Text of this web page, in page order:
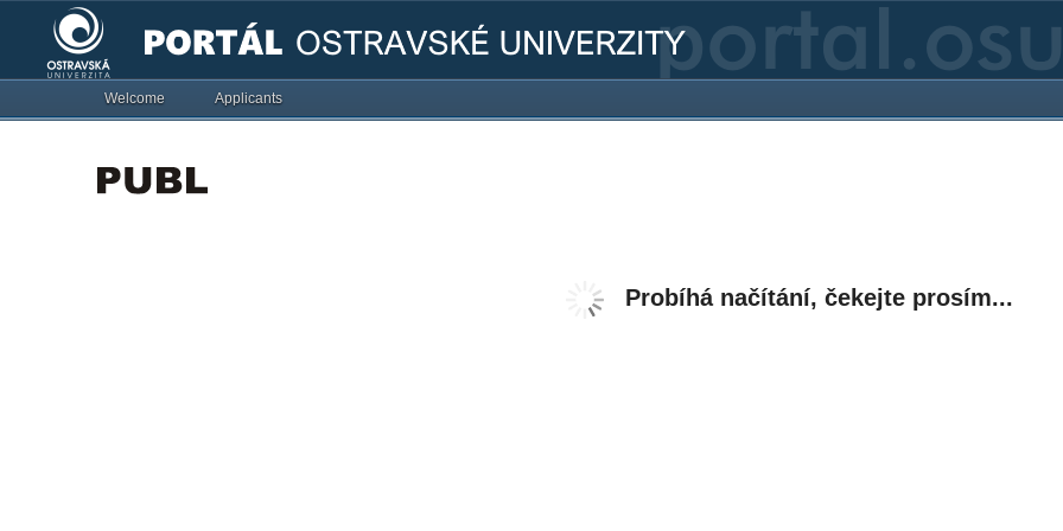
Welcome Applicants
Probíhá načítání, čekejte prosím...